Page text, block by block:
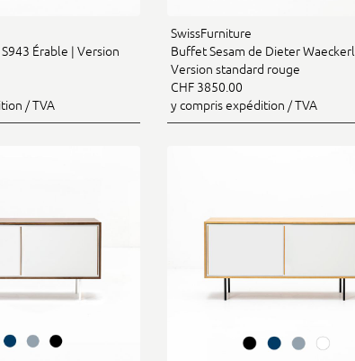
Érable | Version
/ TVA
SwissFurniture
Buffet Sesam de Dieter
Version standard rouge
CHF 3850.00
y compris expédition / TVA